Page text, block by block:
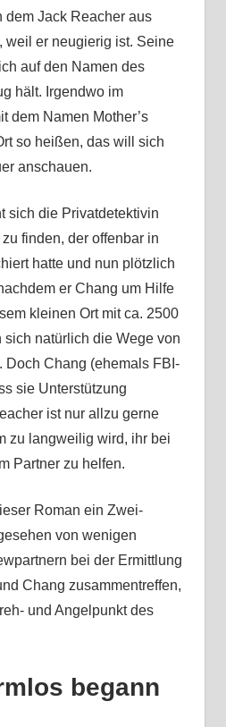
dem Jack Reacher aus
weil er neugierig ist. Seine
auf den Namen des
hält. Irgendwo im
dem Namen Mother’s
so heißen, das will sich
anschauen.
sich die Privatdetektivin
finden, der offenbar in
hatte und nun plötzlich
er Chang um Hilfe
kleinen Ort mit ca. 2500
sich natürlich die Wege von
Doch Chang (ehemals FBI-
sie Unterstützung
ist nur allzu gerne
zu langweilig wird, ihr bei
Partner zu helfen.
Roman ein Zwei-
von wenigen
bei der Ermittlung
Chang zusammentreffen,
und Angelpunkt des
begann